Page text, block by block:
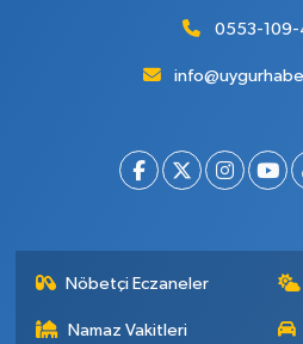
0553-
Nöbetçi Eczaneler
Namaz Vakitleri